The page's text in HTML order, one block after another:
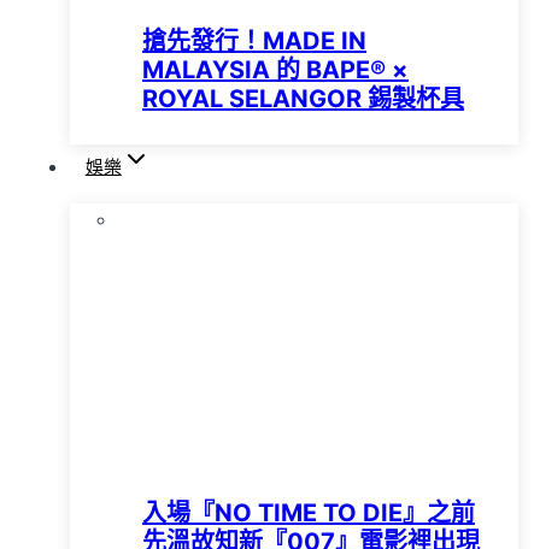
搶先發行！MADE IN
MALAYSIA 的 BAPE® ×
ROYAL SELANGOR 錫製杯具
娛樂
入場『NO TIME TO DIE』之前
先溫故知新『007』電影裡出現